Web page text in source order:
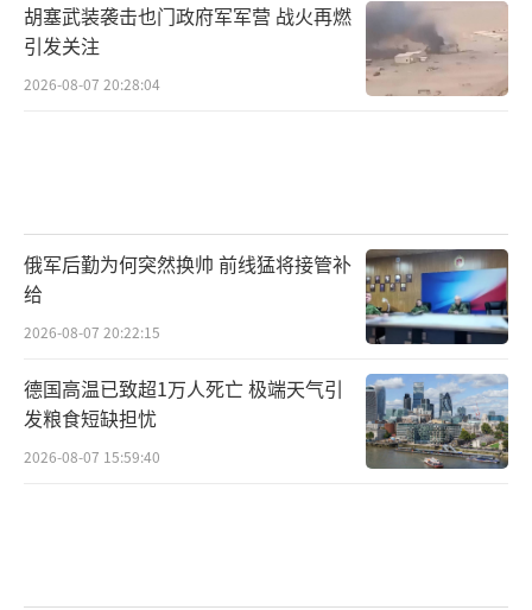
胡塞武装袭击也门政府军军营 战火再燃
引发关注
2026-08-07 20:28:04
俄军后勤为何突然换帅 前线猛将接管补
给
2026-08-07 20:22:15
德国高温已致超1万人死亡 极端天气引
发粮食短缺担忧
2026-08-07 15:59:40